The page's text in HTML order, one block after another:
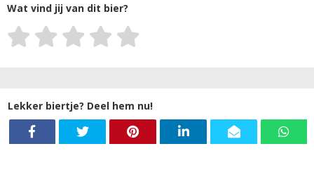
Wat vind jij van dit bier?
Lekker biertje? Deel hem nu!